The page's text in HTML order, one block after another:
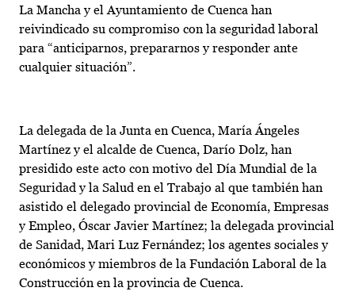
La Mancha y el Ayuntamiento de Cuenca han
reivindicado su compromiso con la seguridad laboral
para “anticiparnos, prepararnos y responder ante
cualquier situación”.
La delegada de la Junta en Cuenca, María Ángeles
Martínez y el alcalde de Cuenca, Darío Dolz, han
presidido este acto con motivo del Día Mundial de la
Seguridad y la Salud en el Trabajo al que también han
asistido el delegado provincial de Economía, Empresas
y Empleo, Óscar Javier Martínez; la delegada provincial
de Sanidad, Mari Luz Fernández; los agentes sociales y
económicos y miembros de la Fundación Laboral de la
Construcción en la provincia de Cuenca.